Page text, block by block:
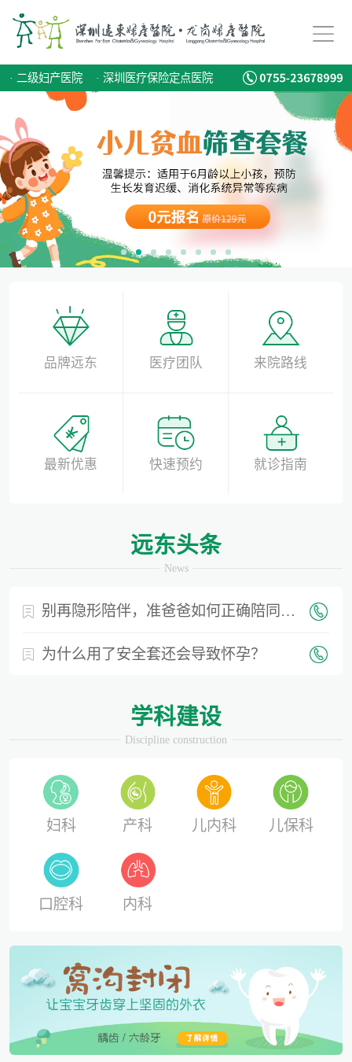
· 二级妇产医院 · 深圳医疗保险定点医院
品牌远东 医疗团队 来院路线
最新优惠 快速预约 就诊指南
远东头条
News
儿童蛀牙如何预防？
专家:男性更要注意备孕，建议准备3-6个月时间
别再隐形陪伴，准爸爸如何正确陪同产检？
为什么用了安全套还会导致怀孕？
学科建设
Discipline construction
妇科 产科 儿内科 儿保科
口腔科 内科